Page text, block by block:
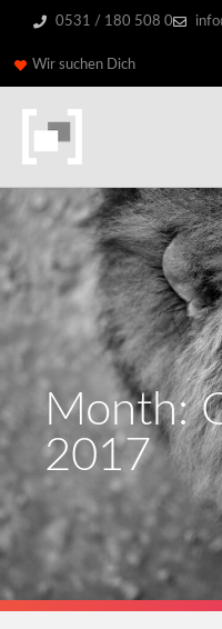
0531 / 180 508 0
Wir suchen Dich
Month:
2017